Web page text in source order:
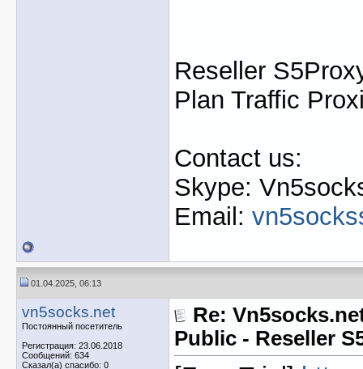
Reseller
Plan Traffic
Contact us:
Skype:
Email:
01.04.2025, 06:13
vn5socks.net
Постоянный посетитель
Регистрация: 23.06.2018
Сообщений: 634
Сказал(а) спасибо: 0
Re:
Public - Reseller